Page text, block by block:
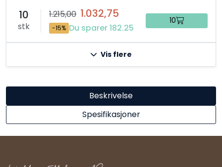
10
stk
1.215,00 1.032,75
-15% Du sparer 182.25
10
Vis flere
Beskrivelse
Spesifikasjoner